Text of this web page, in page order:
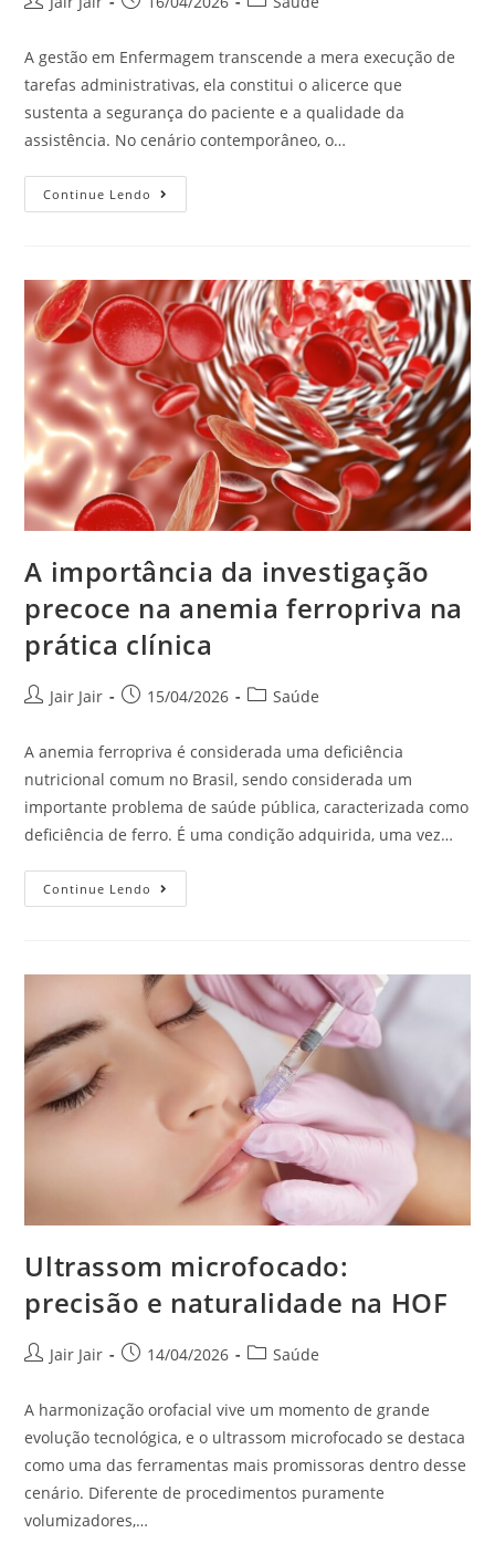
A gestão em Enfermagem transcende a mera execução de
tarefas administrativas, ela constitui o alicerce que
sustenta a segurança do paciente e a qualidade da
assistência. No cenário contemporâneo, o…
Continue Lendo
A importância da investigação
precoce na anemia ferropriva na
prática clínica
Jair Jair 15/04/2026 Saúde
A anemia ferropriva é considerada uma deficiência
nutricional comum no Brasil, sendo considerada um
importante problema de saúde pública, caracterizada como
deficiência de ferro. É uma condição adquirida, uma vez…
Continue Lendo
Ultrassom microfocado:
precisão e naturalidade na HOF
Jair Jair 14/04/2026 Saúde
A harmonização orofacial vive um momento de grande
evolução tecnológica, e o ultrassom microfocado se destaca
como uma das ferramentas mais promissoras dentro desse
cenário. Diferente de procedimentos puramente
volumizadores,…